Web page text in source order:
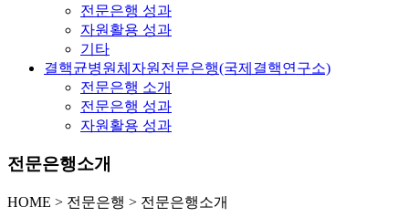
전문은행 성과
자원활용 성과
기타
결핵균병원체자원전문은행(국제결핵연구소)
전문은행 소개
전문은행 성과
자원활용 성과
전문은행소개
HOME > 전문은행 > 전문은행소개